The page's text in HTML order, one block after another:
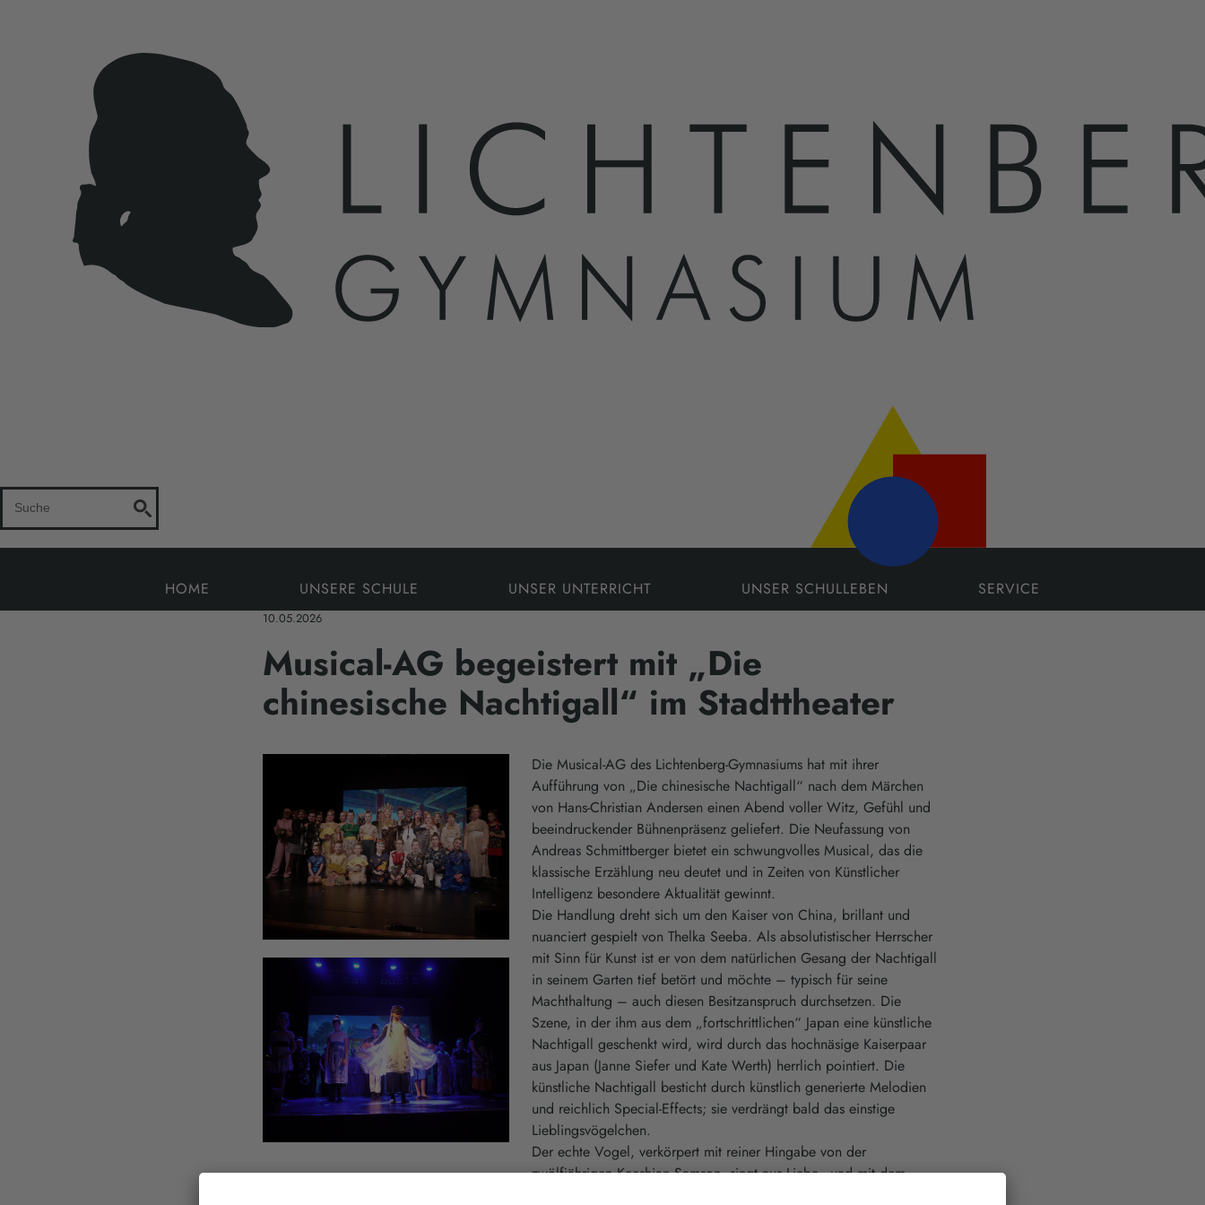
HOME UNSERE SCHULE UNSER UNTERRICHT UNSER SCHULLEBEN SERVICE
Musical-AG begeistert mit „Die
chinesische Nachtigall“ im Stadttheater
Die Musical-AG des Lichtenberg-Gymnasiums hat mit ihrer
Aufführung von „Die chinesische Nachtigall“ nach dem Märchen
von Hans-Christian Andersen einen Abend voller Witz, Gefühl und
beeindruckender Bühnenpräsenz geliefert. Die Neufassung von
Andreas Schmittberger bietet ein schwungvolles Musical, das die
klassische Erzählung neu deutet und in Zeiten von Künstlicher
Intelligenz besondere Aktualität gewinnt.
Die Handlung dreht sich um den Kaiser von China, brillant und
nuanciert gespielt von Thelka Seeba. Als absolutistischer Herrscher
mit Sinn für Kunst ist er von dem natürlichen Gesang der Nachtigall
in seinem Garten tief betört und möchte – typisch für seine
Machthaltung – auch diesen Besitzanspruch durchsetzen. Die
Szene, in der ihm aus dem „fortschrittlichen“ Japan eine künstliche
Nachtigall geschenkt wird, wird durch das hochnäsige Kaiserpaar
aus Japan (Janne Siefer und Kate Werth) herrlich pointiert. Die
künstliche Nachtigall besticht durch künstlich generierte Melodien
und reichlich Special-Effects; sie verdrängt bald das einstige
Lieblingsvögelchen.
Der echte Vogel, verkörpert mit reiner Hingabe von der
zwölfjährigen Keeshian Samson, singt aus Liebe - und mit dem
10.05.2026